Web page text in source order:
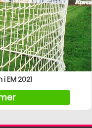
EM 2021